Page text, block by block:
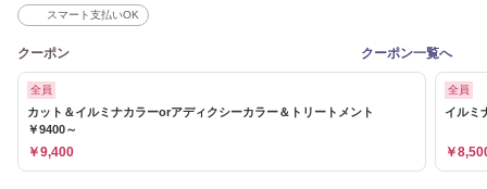
スマート支払いOK
クーポン クーポン一覧へ
全員
カット＆イルミナカラーorアディクシーカラー＆トリートメント
￥9400～
￥9,400
全員
イルミ
￥